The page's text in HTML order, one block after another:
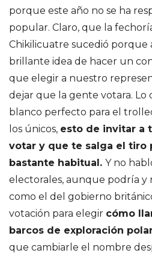
porque este año no se ha
popular. Claro, que la
Chikilicuatre sucedió porque
brillante idea de hacer un
que elegir a nuestro
dejar que la gente votara. Lo
blanco perfecto para el
los únicos, esto de invitar a
votar y que te salga el tiro
bastante habitual. Y no
electorales, aunque podría y
como el del gobierno
votación para elegir cómo
barcos de exploración
que cambiarle el nombre